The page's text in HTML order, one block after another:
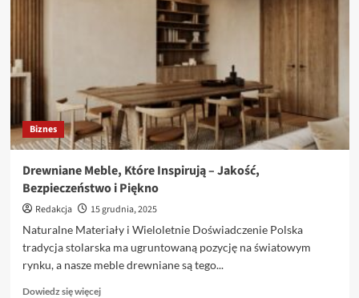
Biznes
Drewniane Meble, Które Inspirują – Jakość,
Bezpieczeństwo i Piękno
Redakcja
15 grudnia, 2025
Naturalne Materiały i Wieloletnie Doświadczenie Polska
tradycja stolarska ma ugruntowaną pozycję na światowym
rynku, a nasze meble drewniane są tego...
Dowiedz się więcejDowiedz